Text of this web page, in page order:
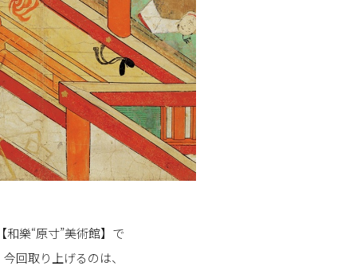
樂“原寸”美術館】で
回取り上げるのは、